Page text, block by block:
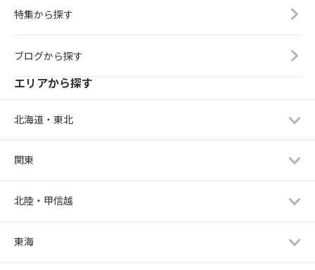
特集から探す
ブログから探す
エリアから探す
北海道・東北
関東
北陸・甲信越
東海